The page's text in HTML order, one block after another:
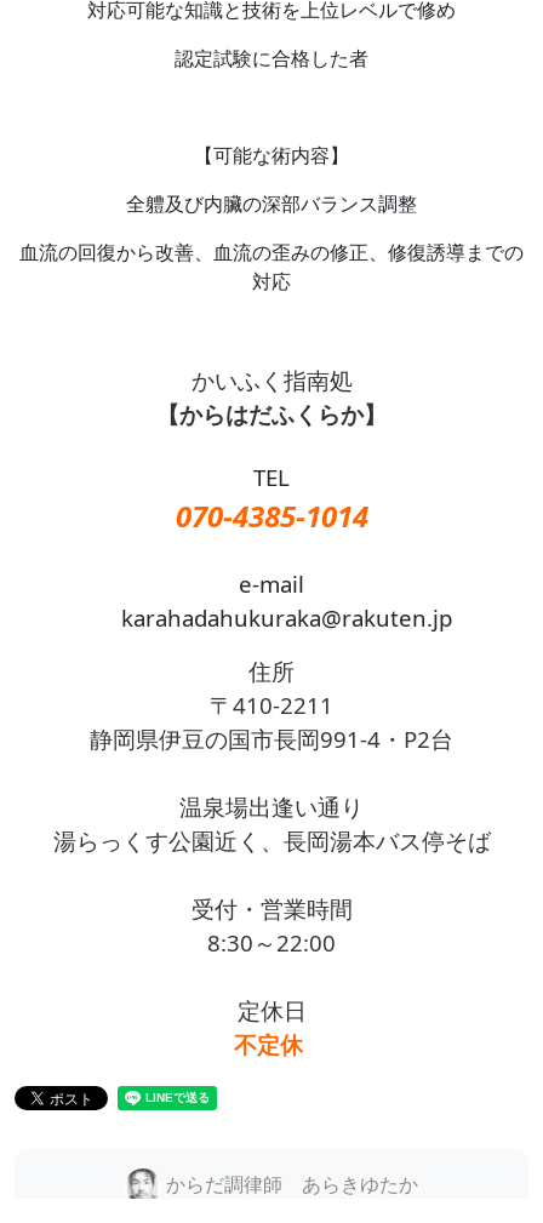
対応可能な知識と技術を上位レベルで修め
認定試験に合格した者
【可能な術内容】
全軆及び内臟の深部バランス調整
血流の回復から改善、血流の歪みの修正、修復誘導までの
対応
かいふく指南処
【からはだふくらか】
TEL
070-4385-1014
e-mail
karahadahukuraka@rakuten.jp
住所
〒410-2211
静岡県伊豆の国市長岡991-4・P2台
温泉場出逢い通り
湯らっくす公園近く、長岡湯本バス停そば
受付・営業時間
8:30～22:00
定休日
不定休
からだ調律師 あらきゆたか